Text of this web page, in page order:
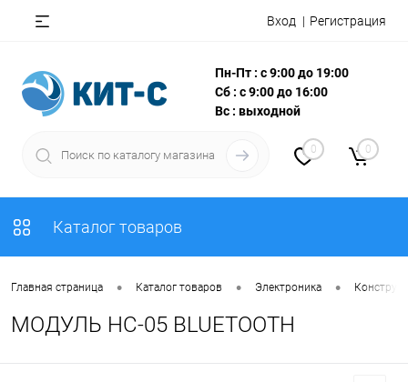
Вход Регистрация
Пн-Пт : с 9:00 до 19:00
Сб : с 9:00 до 16:00
Вс : выходной
0 0
Каталог товаров
Главная страница • Каталог товаров • Электроника •
МОДУЛЬ HC-05 BLUETOOTH